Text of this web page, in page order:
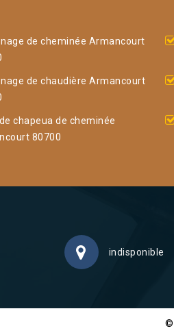
de cheminée Armancourt
de chaudière Armancourt
chapeua de cheminée
80700
indisponible